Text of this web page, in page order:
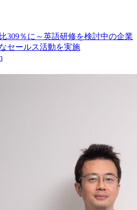
309％に～英語研修を検討中の企業
セールス活動を実施